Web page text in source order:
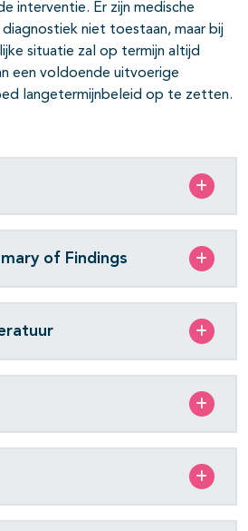
interventie. Er zijn medische
niet toestaan, maar bij
situatie zal op termijn altijd
een voldoende uitvoerige
langetermijn­beleid op te zetten.
of Findings